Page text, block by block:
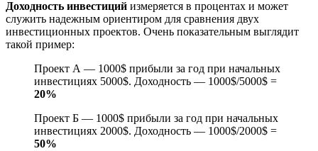
Доходность инвестиций измеряется в процентах и может
служить надежным ориентиром для сравнения двух
инвестиционных проектов. Очень показательным выглядит
такой пример:
Проект А — 1000$ прибыли за год при начальных
инвестициях 5000$. Доходность — 1000$/5000$ =
20%
Проект Б — 1000$ прибыли за год при начальных
инвестициях 2000$. Доходность — 1000$/2000$ =
50%